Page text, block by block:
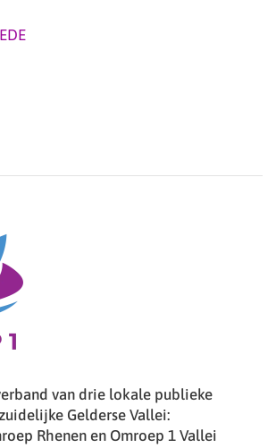
EDE
van drie lokale publieke
Gelderse Vallei:
Rhenen en Omroep 1 Vallei